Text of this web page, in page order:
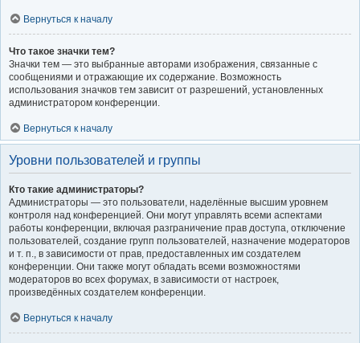
Вернуться к началу
Что такое значки тем?
Значки тем — это выбранные авторами изображения, связанные с
сообщениями и отражающие их содержание. Возможность
использования значков тем зависит от разрешений, установленных
администратором конференции.
Вернуться к началу
Уровни пользователей и группы
Кто такие администраторы?
Администраторы — это пользователи, наделённые высшим уровнем
контроля над конференцией. Они могут управлять всеми аспектами
работы конференции, включая разграничение прав доступа, отключение
пользователей, создание групп пользователей, назначение модераторов
и т. п., в зависимости от прав, предоставленных им создателем
конференции. Они также могут обладать всеми возможностями
модераторов во всех форумах, в зависимости от настроек,
произведённых создателем конференции.
Вернуться к началу